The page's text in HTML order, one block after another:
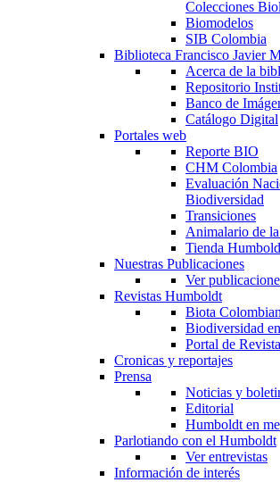
Colecciones
Biomodelos
SIB Colombia
Biblioteca Francisco Javier
Acerca de la
Repositorio
Banco de
Catálogo Digital
Portales web
Reporte BIO
CHM Colombia
Evaluación
Biodiversidad
Transiciones
Animalario de
Tienda
Nuestras Publicaciones
Ver
Revistas Humboldt
Biota
Biodiversidad
Portal de
Cronicas y reportajes
Prensa
Noticias y
Editorial
Humboldt en
Parlotiando con el Humboldt
Ver entrevistas
Información de interés